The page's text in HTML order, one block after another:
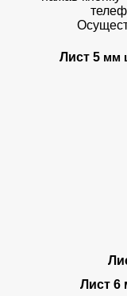
Лист 5 мм
Лист 6